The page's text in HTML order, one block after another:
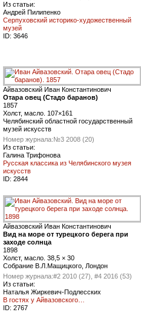
Из статьи:
Андрей Пилипенко
Серпуховский историко-художественный
музей
ID: 3646
Айвазовский Иван Константинович
Отара овец (Стадо баранов)
1857
Холст, масло. 107×161
Челябинский областной государственный
музей искусств
Номер журнала:№3 2008 (20)
Из статьи:
Галина Трифонова
Русская классика из Челябинского музея
искусств
ID: 2844
Айвазовский Иван Константинович
Вид на море от турецкого берега при
заходе cолнца
1898
Холст, масло. 38,5 × 30
Cобрание В.Л.Мащицкого, Лондон
Номер журнала:#2 2010 (27), #4 2016 (53)
Из статьи:
Наталья Жиркевич-Подлесских
В гостях у Айвазовского…
ID: 2767